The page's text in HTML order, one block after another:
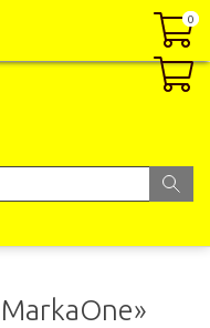
0
0